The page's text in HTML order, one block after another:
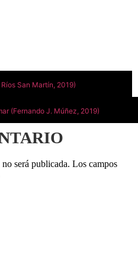
San Martín, 2019)
(Fernando J. Múñez, 2019)
será publicada. Los campos